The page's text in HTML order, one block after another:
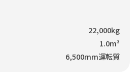
22,000kg
1.0m³
6,500mm運転質